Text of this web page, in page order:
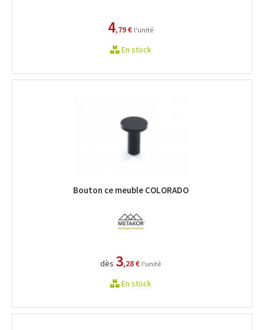
4,79 € l'unité
En stock
Bouton ce meuble COLORADO
dès 3,28 € l'unité
En stock